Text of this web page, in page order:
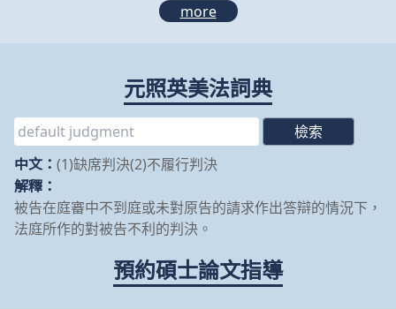
more
元照英美法詞典
中文： (1)缺席判決(2)不履行判決
解釋：
被告在庭審中不到庭或未對原告的請求作出答辯的情況下，
法庭所作的對被告不利的判決。
預約碩士論文指導